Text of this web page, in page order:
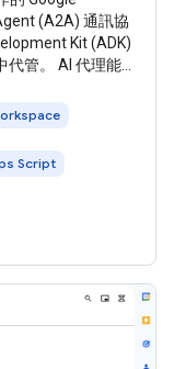
(A2A) 通訊協
Kit (ADK)
管。 AI 代理能自
多代理範例 ，該
Script